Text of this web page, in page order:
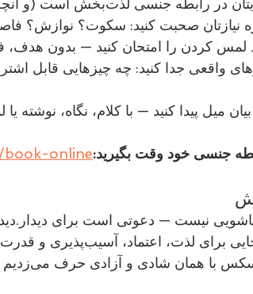
لذت‌بخش است (و آنچه مانع می‌شود) یادداشت کنید
نیازتان صحبت کنید: سکوت؟ نوازش؟
میل پیدا کنید — با کلام، نگاه، نوشته
جنسی خود وقت بگیرید:book-online
نیست — دعوتی است برای
لذت، اعتماد، آسیب‌پذیری و قدرت.